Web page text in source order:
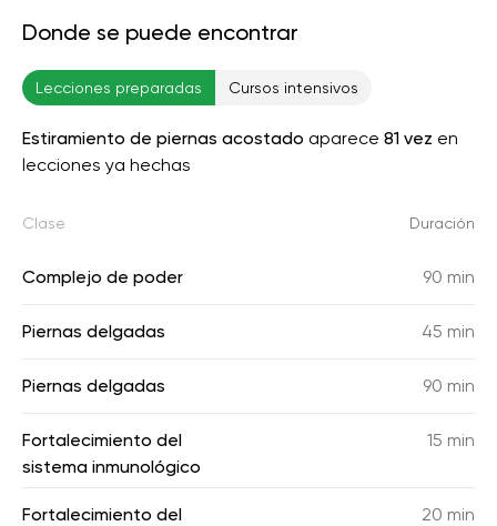
Donde se puede encontrar
Lecciones preparadas Cursos intensivos
Estiramiento de piernas acostado aparece 81 vez en
lecciones ya hechas
Clase Duración
Complejo de poder 90 min
Piernas delgadas 45 min
Piernas delgadas 90 min
Fortalecimiento del
sistema inmunológico
15 min
Fortalecimiento del 20 min